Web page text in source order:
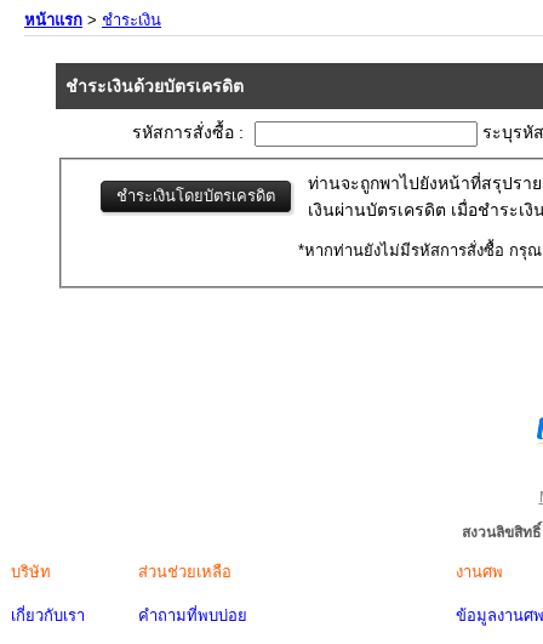
หน้าแรก > ชำระเงิน
ชำระเงินด้วยบัตรเครดิต
รหัสการสั่งซื้อ : ระบุรหั
ท่านจะถูกพาไปยังหน้าที่สรุปรา
เงินผ่านบัตรเครดิต เมื่อชำระเ
*หากท่านยังไม่มีรหัสการสั่งซื้อ กรุ
สงวนลิขสิท
บริษัท
เกี่ยวกับเรา
ส่วนช่วยเหลือ
คำถามที่พบบ่อย
งานศพ
ข้อมูลงานศพ